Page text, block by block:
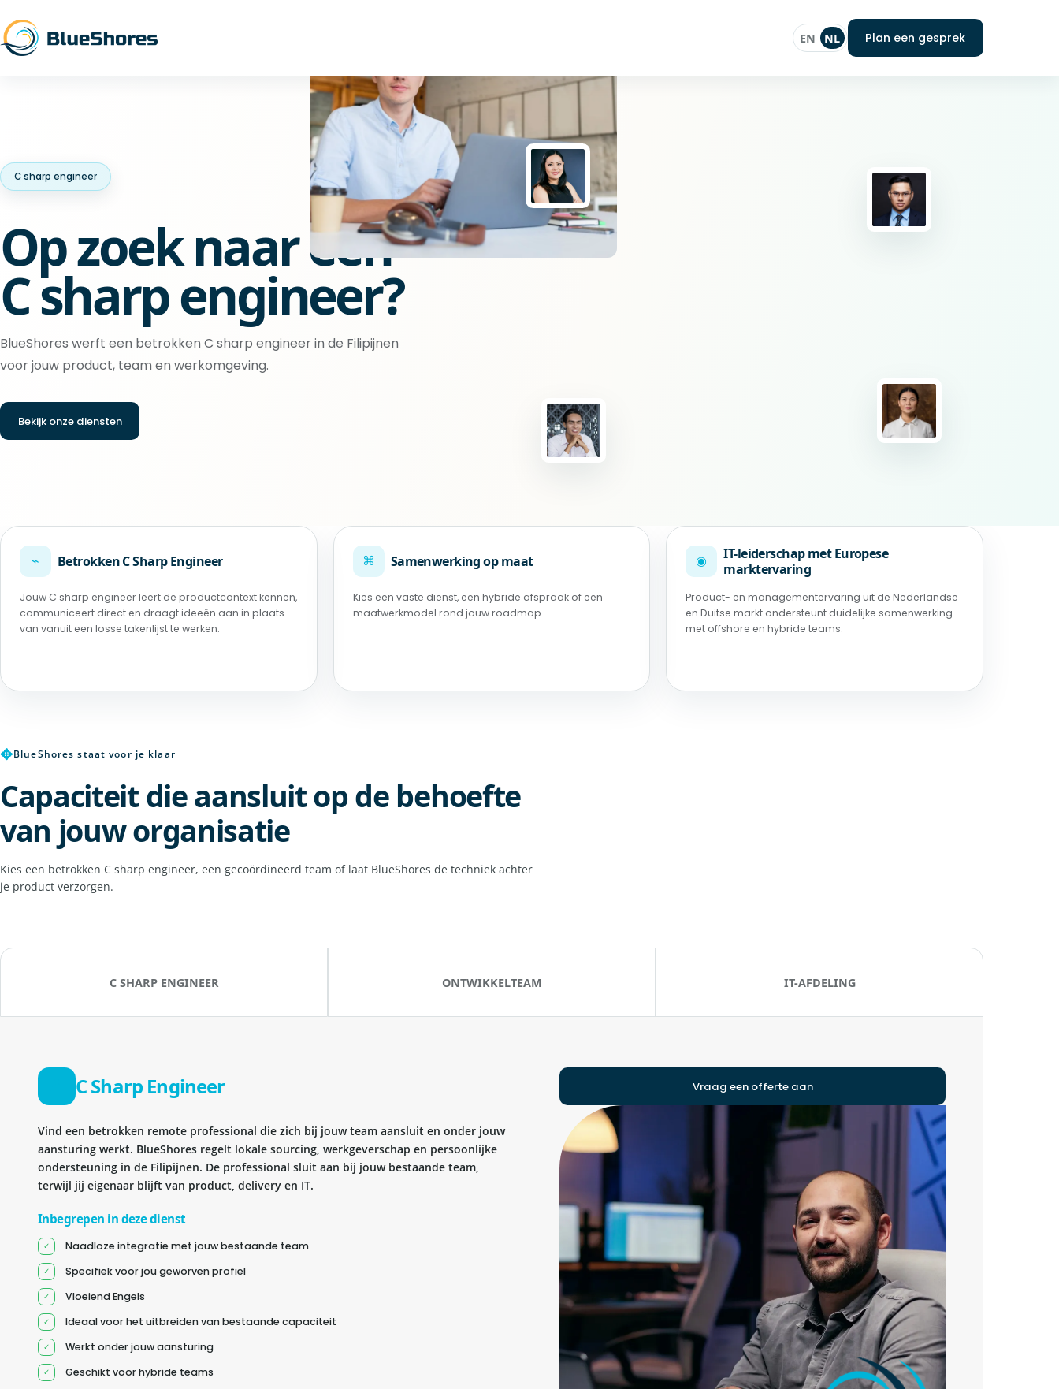
EN NL Plan een gesprek
C sharp engineer
Op zoek naar een
C sharp engineer?
BlueShores werft een betrokken C sharp engineer in de Filipijnen
voor jouw product, team en werkomgeving.
Bekijk onze diensten
⌁ Betrokken C Sharp Engineer
Jouw C sharp engineer leert de productcontext kennen,
communiceert direct en draagt ideeën aan in plaats
van vanuit een losse takenlijst te werken.
⌘ Samenwerking op maat
Kies een vaste dienst, een hybride afspraak of een
maatwerkmodel rond jouw roadmap.
◉
IT-leiderschap met Europese
marktervaring
Product- en managementervaring uit de Nederlandse
en Duitse markt ondersteunt duidelijke samenwerking
met offshore en hybride teams.
✥BlueShores staat voor je klaar
Capaciteit die aansluit op de behoefte
van jouw organisatie
Kies een betrokken C sharp engineer, een gecoördineerd team of laat BlueShores de techniek achter
je product verzorgen.
C SHARP ENGINEER ONTWIKKELTEAM IT-AFDELING
C Sharp Engineer
Vind een betrokken remote professional die zich bij jouw team aansluit en onder jouw
aansturing werkt. BlueShores regelt lokale sourcing, werkgeverschap en persoonlijke
ondersteuning in de Filipijnen. De professional sluit aan bij jouw bestaande team,
terwijl jij eigenaar blijft van product, delivery en IT.
Inbegrepen in deze dienst
Naadloze integratie met jouw bestaande team
Specifiek voor jou geworven profiel
Vloeiend Engels
Ideaal voor het uitbreiden van bestaande capaciteit
Werkt onder jouw aansturing
Geschikt voor hybride teams
Vraag een offerte aan